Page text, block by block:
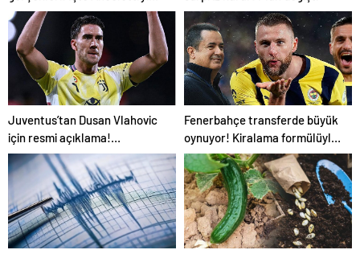
yol ayrımına götüren sebepler
Juventus’tan Dusan Vlahovic
için resmi açıklama!
Fenerbahçe yanıtı
Fenerbahçe transferde büyük
oynuyor! Kiralama formülüyle
bir PSG’li daha